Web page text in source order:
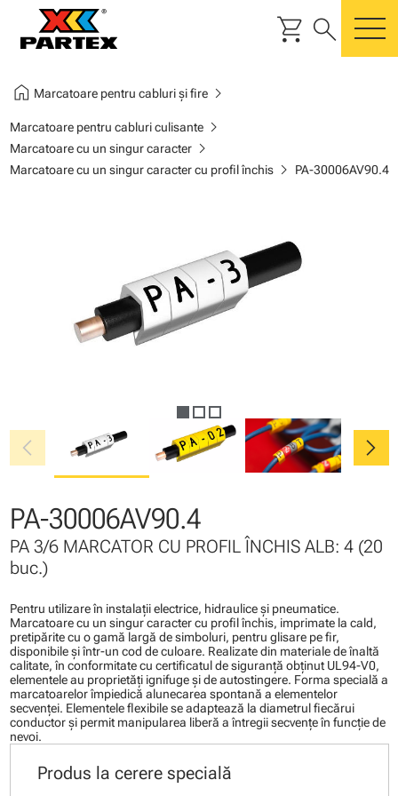
shopping_cart search
home Marcatoare pentru cabluri și firechevron_right
Marcatoare pentru cabluri culisantechevron_right
Marcatoare cu un singur caracterchevron_right
Marcatoare cu un singur caracter cu profil închischevron_right PA-30006AV90.4
chevron_left chevron_right
PA-30006AV90.4
PA 3/6 MARCATOR CU PROFIL ÎNCHIS ALB: 4 (20
buc.)
Pentru utilizare în instalaţii electrice, hidraulice şi pneumatice.
Marcatoare cu un singur caracter cu profil închis, imprimate la cald,
pretipărite cu o gamă largă de simboluri, pentru glisare pe fir,
disponibile şi într-un cod de culoare. Realizate din materiale de înaltă
calitate, în conformitate cu certificatul de siguranţă obţinut UL94-V0,
elementele au proprietăţi ignifuge şi de autostingere. Forma specială a
marcatoarelor împiedică alunecarea spontană a elementelor
secvenţei. Elementele flexibile se adaptează la diametrul fiecărui
conductor şi permit manipularea liberă a întregii secvenţe în funcţie de
nevoi.
Produs la cerere specială